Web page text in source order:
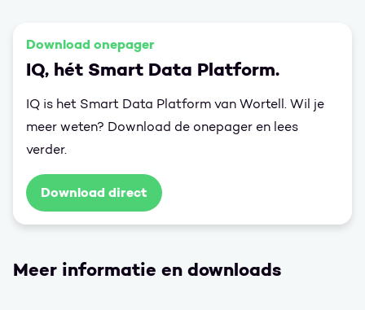
Download onepager
IQ, hét Smart Data Platform.
IQ is het Smart Data Platform van Wortell. Wil je
meer weten? Download de onepager en lees
verder.
Download direct
Meer informatie en downloads